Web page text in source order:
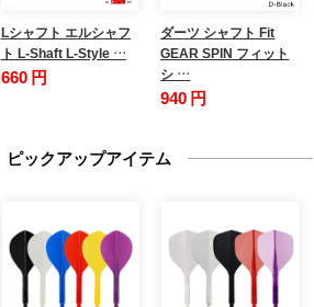
Lシャフト エルシャフ
ト L-Shaft L-Style …
660 円
ダーツ シャフト Fit
GEAR SPIN フィット
シ …
940 円
ピックアップアイテム